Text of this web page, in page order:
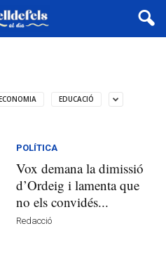
EDUCACIÓ
POLÍTICA
Vox demana la dimissió
d’Ordeig i lamenta que
no els convidés...
Redacció